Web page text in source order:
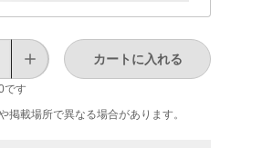
です
カートに入れる
掲載場所で​異なる​場合が​あります。